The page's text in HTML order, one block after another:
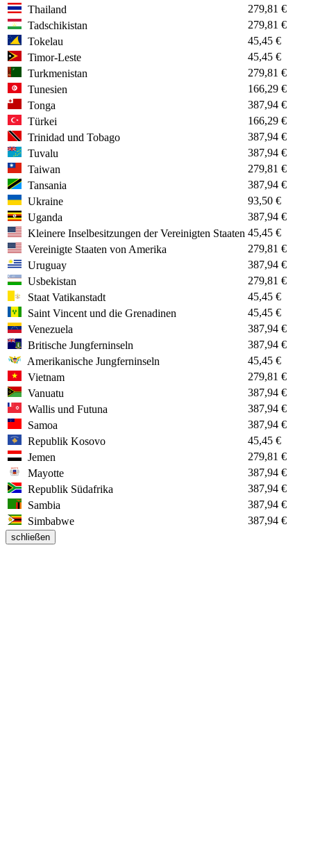
Thailand
279,81 €
Tadschikistan
279,81 €
Tokelau
45,45 €
Timor-Leste
45,45 €
Turkmenistan
279,81 €
Tunesien
166,29 €
Tonga
387,94 €
Türkei
166,29 €
Trinidad und Tobago
387,94 €
Tuvalu
387,94 €
Taiwan
279,81 €
Tansania
387,94 €
Ukraine
93,50 €
Uganda
387,94 €
Kleinere Inselbesitzungen der Vereinigten Staaten 45,45 €
Vereinigte Staaten von Amerika
279,81 €
Uruguay
387,94 €
Usbekistan
279,81 €
Staat Vatikanstadt
45,45 €
Saint Vincent und die Grenadinen
45,45 €
Venezuela
387,94 €
Britische Jungferninseln
387,94 €
Amerikanische Jungferninseln
45,45 €
Vietnam
279,81 €
Vanuatu
387,94 €
Wallis und Futuna
387,94 €
Samoa
387,94 €
Republik Kosovo
45,45 €
Jemen
279,81 €
Mayotte
387,94 €
Republik Südafrika
387,94 €
Sambia
387,94 €
Simbabwe
387,94 €
schließen